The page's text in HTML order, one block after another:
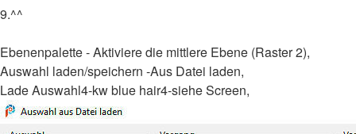
9.^^
Ebenenpalette - Aktiviere die mittlere Ebene (Raster 2),
Auswahl laden/speichern -Aus Datei laden,
Lade Auswahl4-kw blue hair4-siehe Screen,